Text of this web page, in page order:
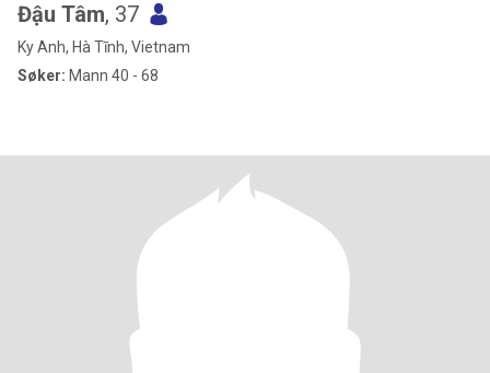
Đậu Tâm, 37
Ky Anh, Hà Tĩnh, Vietnam
Søker: Mann 40 - 68